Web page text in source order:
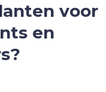
voor
en